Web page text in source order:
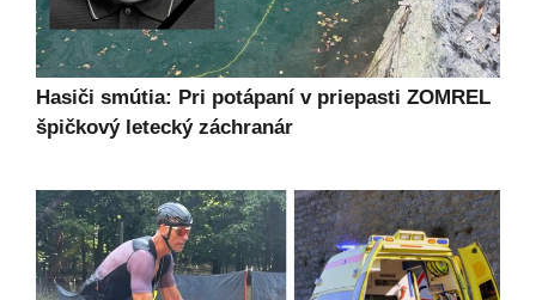
Hasiči smútia: Pri potápaní v priepasti ZOMREL
špičkový letecký záchranár